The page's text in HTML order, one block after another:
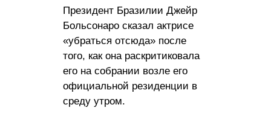
Президент Бразилии Джейр
Больсонаро сказал актрисе
«убраться отсюда» после
того, как она раскритиковала
его на собрании возле его
официальной резиденции в
среду утром.